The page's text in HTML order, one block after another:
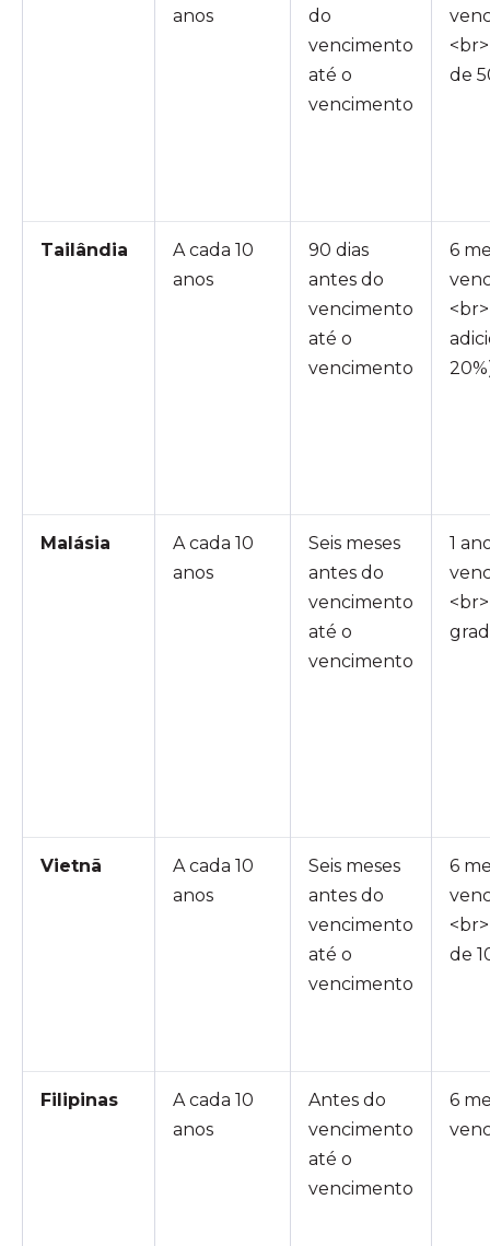
anos
do
vencimento
até o
vencimento
de
Tailândia
A cada 10
anos
90 dias
antes do
vencimento
até o
vencimento
6
Malásia
A cada 10
anos
Seis meses
antes do
vencimento
até o
vencimento
1
Vietnã
A cada 10
anos
Seis meses
antes do
vencimento
até o
vencimento
6
de
Filipinas
A cada 10
anos
Antes do
vencimento
até o
vencimento
6